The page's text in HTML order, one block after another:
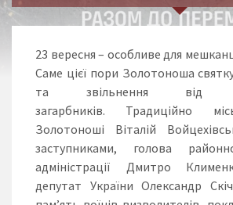
23 вересня – особливе для
Саме цієї пори Золотоноша
та звільнення від
загарбників. Традиційно
Золотоноші Віталій
заступниками, голова
адміністрації Дмитро
депутат України Олександр